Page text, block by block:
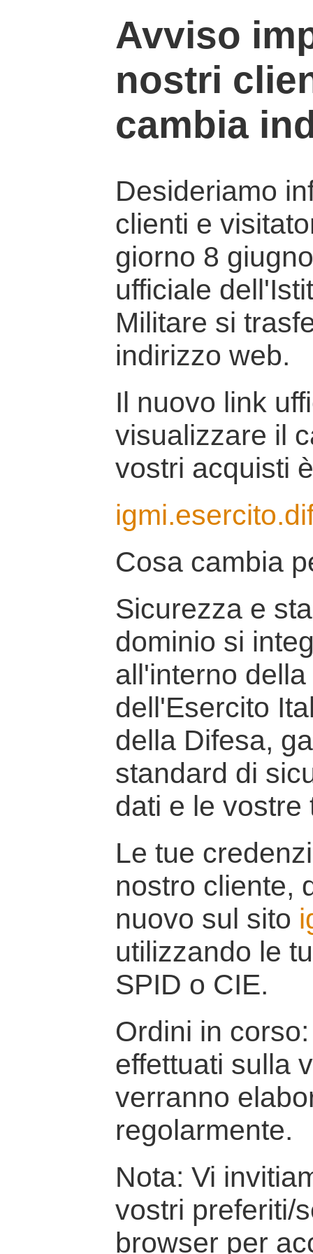
Avviso
nostri
cambia
Desideriamo
clienti e
giorno 8
ufficiale
Militare si
indirizzo web.
Il nuovo link
visualizzare il
vostri acquisti
Cosa cambia
Sicurezza e
dominio si
all'interno
dell'Esercito
della Difesa,
standard di
dati e le vostre
Le tue
nostro cliente,
nuovo sul sito
utilizzando le
SPID o CIE.
Ordini in
effettuati sulla
verranno
regolarmente.
Nota: Vi
vostri preferiti/
browser per